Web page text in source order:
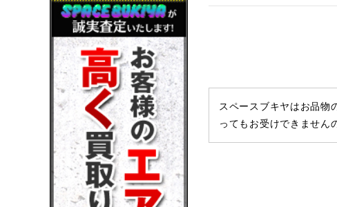
スペースブキヤはお品
ってもお受けできません